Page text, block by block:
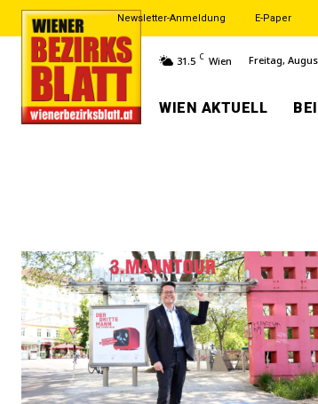
Newsletter-Anmeldung E-Paper
31.5 C Wien Freitag,
WIEN AKTUELL